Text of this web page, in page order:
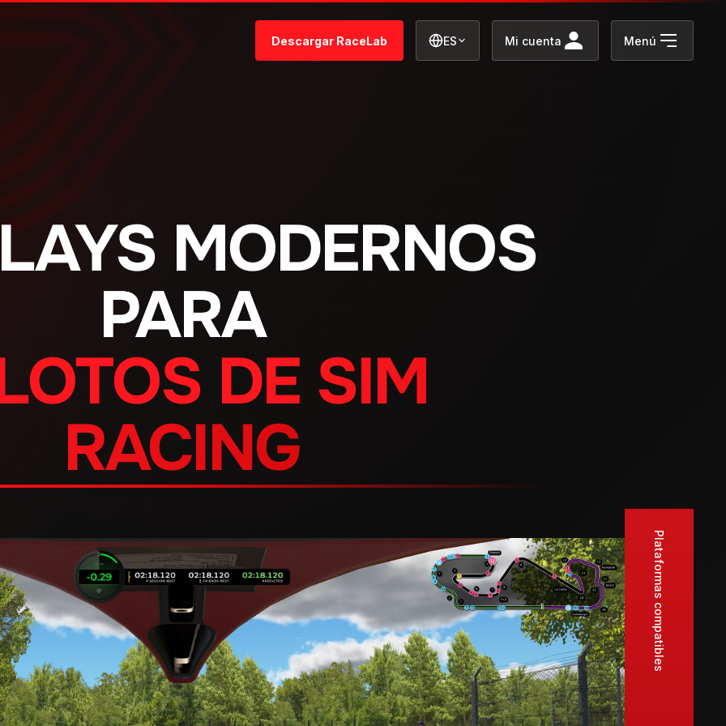
Descargar RaceLab ES Mi cuenta Menú
MODERNOS
PARA
DE SIM
RACING
Plataformas compatibles